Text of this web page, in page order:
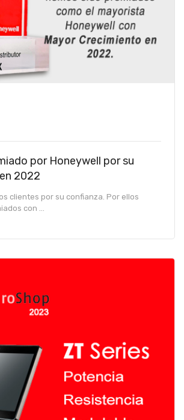
por Honeywell por su
2022
clientes por su confianza. Por ellos
con ...